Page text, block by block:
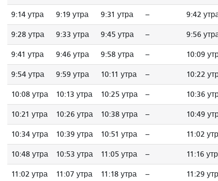
9:14 утра 9:19 утра 9:31 утра -- 9:42
9:28 утра 9:33 утра 9:45 утра -- 9:56
9:41 утра 9:46 утра 9:58 утра -- 10:09
9:54 утра 9:59 утра 10:11 утра -- 10:22
10:08 утра 10:13 утра 10:25 утра -- 10:36
10:21 утра 10:26 утра 10:38 утра -- 10:49
10:34 утра 10:39 утра 10:51 утра -- 11:02
10:48 утра 10:53 утра 11:05 утра -- 11:16
11:02 утра 11:07 утра 11:18 утра -- 11:29